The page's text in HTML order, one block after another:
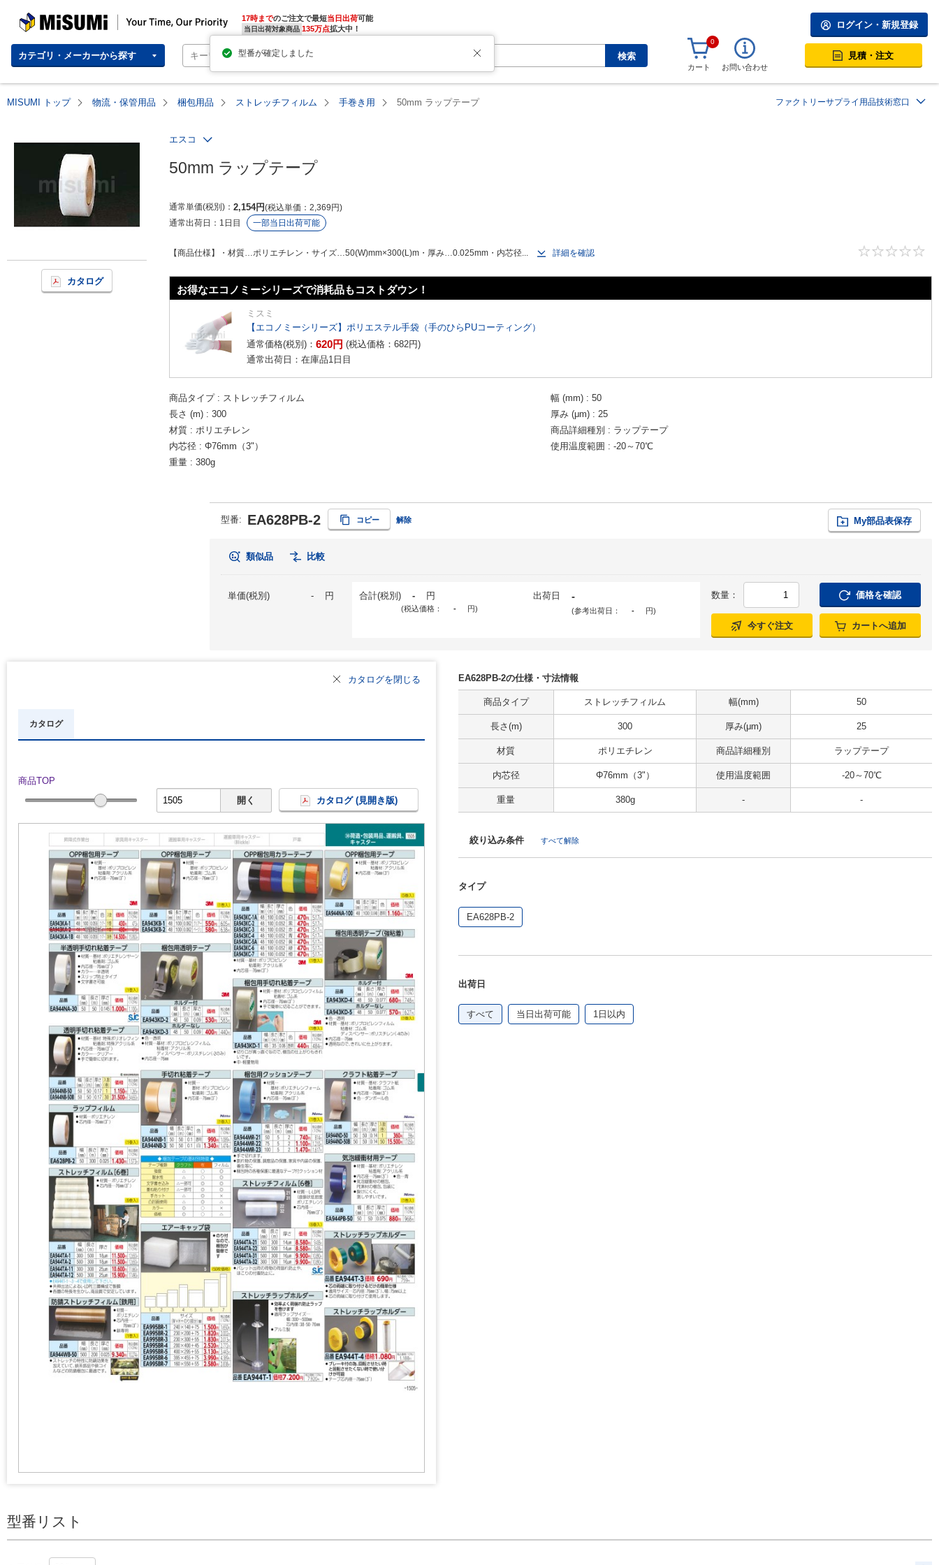
MISUMI | Your Time, Our Priority 17時までのご注文で最短当日出荷
当日出荷対象商品 135万点拡大中！
カテゴリ・メーカーから探す 検索
ログイン・新規登録
0
カート お問い合わせ
見積・注文
MISUMI トップ 物流・保管用品 梱包用品 ストレッチフィルム 手巻き用 50mm ラップテープ ファクトリーサプライ用品技術窓口
カタログ
エスコ
50mm ラップテープ
通常単価(税別) 2,154円 税込単価 2,369円
通常出荷日： 1日目 一部当日出荷可能
【商品仕様】・材質…ポリエチレン・サイズ…50(W)mm×300(L)m・厚み…0.025mm・内芯径... 詳細を確認
お得なエコノミーシリーズで消耗品もコストダウン！
ミスミ
【エコノミーシリーズ】ポリエステル手袋（手のひらPUコーティング）
通常価格(税別)： 620円 (税込価格： 682円)
通常出荷日：在庫品1日目
商品タイプ ストレッチフィルム 幅 (mm)
50
長さ (m)
300 厚み (μm)
25
材質
ポリエチレン 商品詳細種別
ラップテープ
内芯径
Φ76mm（3"） 使用温度範囲
-20～70℃
重量
380g
型番: EA628PB-2 コピー 解除 My部品表保存
類似品 比較
単価(税別) - 円 合計(税別) - 円
(税込価格： - 円)
出荷日 -
(参考出荷日： - 円)
数量： 価格を確認
今すぐ注文 カートへ追加
カタログを閉じる
カタログ
商品TOP
開く
カタログ (見開き版)
EA628PB-2の仕様・寸法情報
商品タイプ ストレッチフィルム 幅(mm) 50
長さ(m) 300 厚み(μm) 25
材質 ポリエチレン 商品詳細種別 ラップテープ
内芯径 Φ76mm（3"） 使用温度範囲 -20～70℃
重量 380g - -
絞り込み条件 すべて解除
タイプ
EA628PB-2
出荷日
すべて 当日出荷可能 1日以内
型番リスト
型番が確定しました